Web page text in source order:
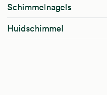
Schimmelnagels
Huidschimmel